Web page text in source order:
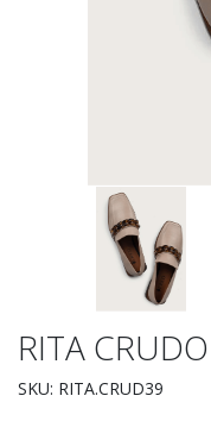
RITA CRUDO
SKU: RITA.CRUD39